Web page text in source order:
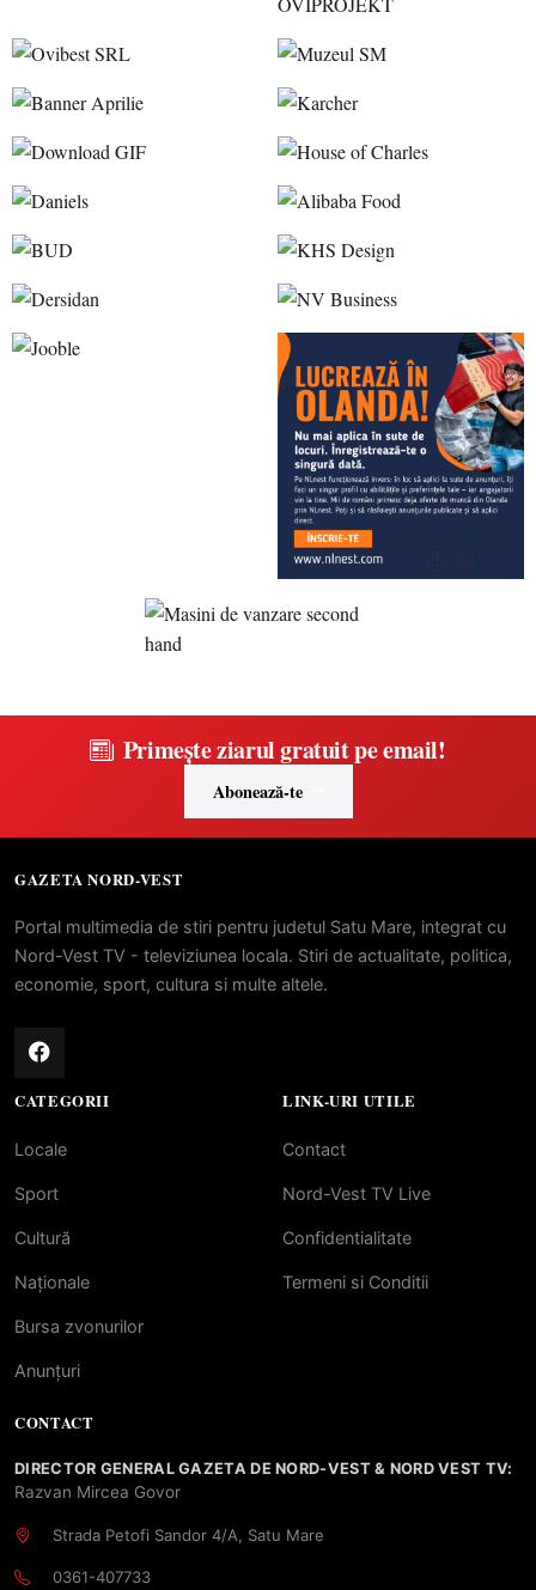
Primește ziarul gratuit pe email!
Abonează-te
GAZETA NORD-VEST
Portal multimedia de stiri pentru judetul Satu Mare, integrat cu
Nord-Vest TV - televiziunea locala. Stiri de actualitate, politica,
economie, sport, cultura si multe altele.
CATEGORII
Locale
Sport
Cultură
Naționale
Bursa zvonurilor
Anunțuri
LINK-URI UTILE
Contact
Nord-Vest TV Live
Confidentialitate
Termeni si Conditii
CONTACT
DIRECTOR GENERAL GAZETA DE NORD-VEST & NORD VEST TV:
Razvan Mircea Govor
Strada Petofi Sandor 4/A, Satu Mare
0361-407733